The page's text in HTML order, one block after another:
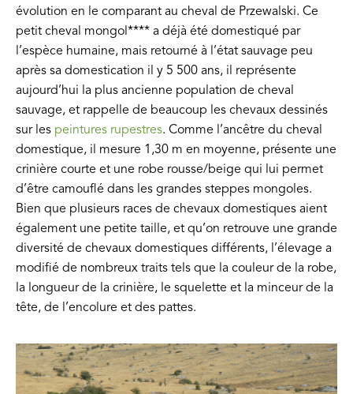
évolution en le comparant au cheval de Przewalski. Ce
petit cheval mongol**** a déjà été domestiqué par
l’espèce humaine, mais retourné à l’état sauvage peu
après sa domestication il y 5 500 ans, il représente
aujourd’hui la plus ancienne population de cheval
sauvage, et rappelle de beaucoup les chevaux dessinés
sur les peintures rupestres. Comme l’ancêtre du cheval
domestique, il mesure 1,30 m en moyenne, présente une
crinière courte et une robe rousse/beige qui lui permet
d’être camouflé dans les grandes steppes mongoles.
Bien que plusieurs races de chevaux domestiques aient
également une petite taille, et qu’on retrouve une grande
diversité de chevaux domestiques différents, l’élevage a
modifié de nombreux traits tels que la couleur de la robe,
la longueur de la crinière, le squelette et la minceur de la
tête, de l’encolure et des pattes.